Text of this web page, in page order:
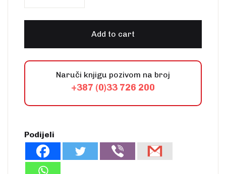
Add to cart
Naruči knjigu pozivom na broj
+387 (0)33 726 200
Podijeli